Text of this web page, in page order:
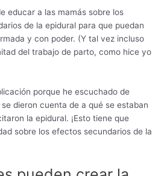
educar a las mamás sobre los
de la epidural para que puedan
y con poder. (Y tal vez incluso
del trabajo de parto, como hice yo
porque he escuchado de
dieron cuenta de a qué se estaban
la epidural. ¡Esto tiene que
sobre los efectos secundarios de la